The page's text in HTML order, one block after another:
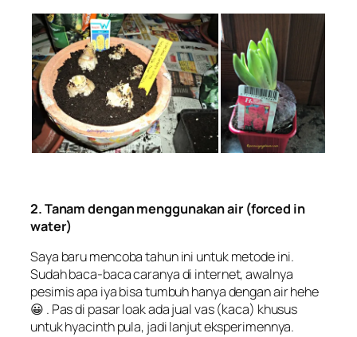
2. Tanam dengan menggunakan air (forced in
water)
Saya baru mencoba tahun ini untuk metode ini.
Sudah baca-baca caranya di internet, awalnya
pesimis apa iya bisa tumbuh hanya dengan air hehe
😀 . Pas di pasar loak ada jual vas (kaca) khusus
untuk hyacinth pula, jadi lanjut eksperimennya.